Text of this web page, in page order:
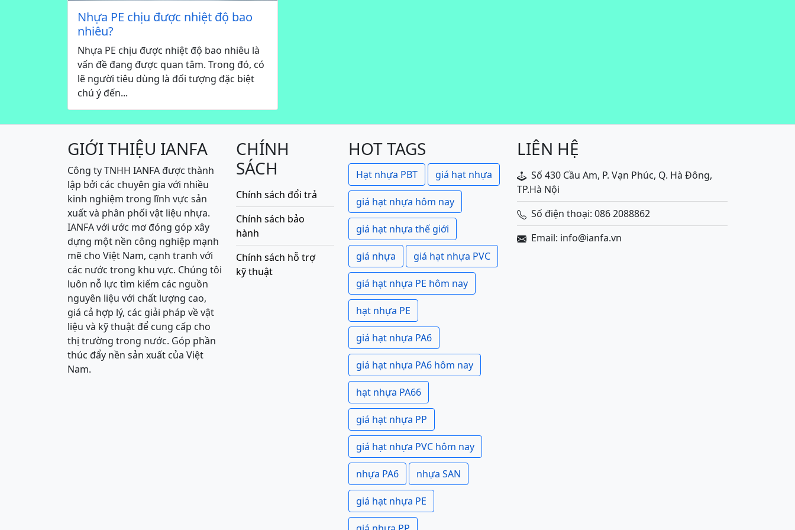
Nhựa PE chịu được nhiệt độ bao
nhiêu?
Nhựa PE chịu được nhiệt độ bao nhiêu là
vấn đề đang được quan tâm. Trong đó, có
lẽ người tiêu dùng là đối tượng đặc biệt
chú ý đến...
GIỚI THIỆU IANFA
Công ty TNHH IANFA được thành
lập bởi các chuyên gia với nhiều
kinh nghiệm trong lĩnh vực sản
xuất và phân phối vật liệu nhựa.
IANFA với ước mơ đóng góp xây
dựng một nền công nghiệp mạnh
mẽ cho Việt Nam, cạnh tranh với
các nước trong khu vực. Chúng tôi
luôn nỗ lực tìm kiếm các nguồn
nguyên liệu với chất lượng cao,
giá cả hợp lý, các giải pháp về vật
liệu và kỹ thuật để cung cấp cho
thị trường trong nước. Góp phần
thúc đẩy nền sản xuất của Việt
Nam.
CHÍNH
SÁCH
Chính sách đổi trả
Chính sách bảo
hành
Chính sách hỗ trợ
kỹ thuật
HOT TAGS
Hạt nhựa PBT giá hạt nhựa
giá hạt nhựa hôm nay
giá hạt nhựa thế giới
giá nhựa giá hạt nhựa PVC
giá hạt nhựa PE hôm nay
hạt nhựa PE
giá hạt nhựa PA6
giá hạt nhựa PA6 hôm nay
hạt nhựa PA66
giá hạt nhựa PP
giá hạt nhựa PVC hôm nay
nhựa PA6 nhựa SAN
giá hạt nhựa PE
LIÊN HỆ
Số 430 Cầu Am, P. Vạn Phúc, Q. Hà Đông,
TP.Hà Nội
Số điện thoại: 086 2088862
Email: info@ianfa.vn